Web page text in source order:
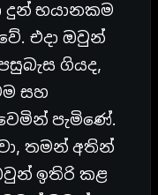
භයානකම
එදා ඔවුන්
ගියද,
සහ
පැමිණේ.
තමන් අතින්
ඉතිරි කළ